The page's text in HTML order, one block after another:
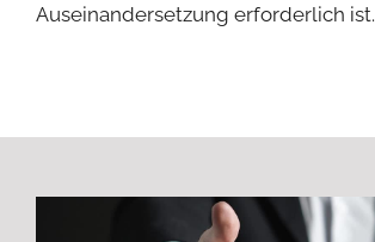
Auseinandersetzung erforderlich ist.